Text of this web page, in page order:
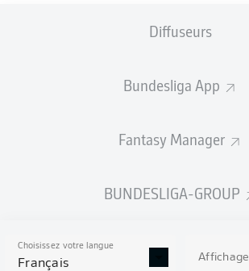
Diffuseurs
Bundesliga App
Fantasy Manager
BUNDESLIGA-GROUP
Choisissez votre langue
Français Affichage
STATS DE LA
2026/2027